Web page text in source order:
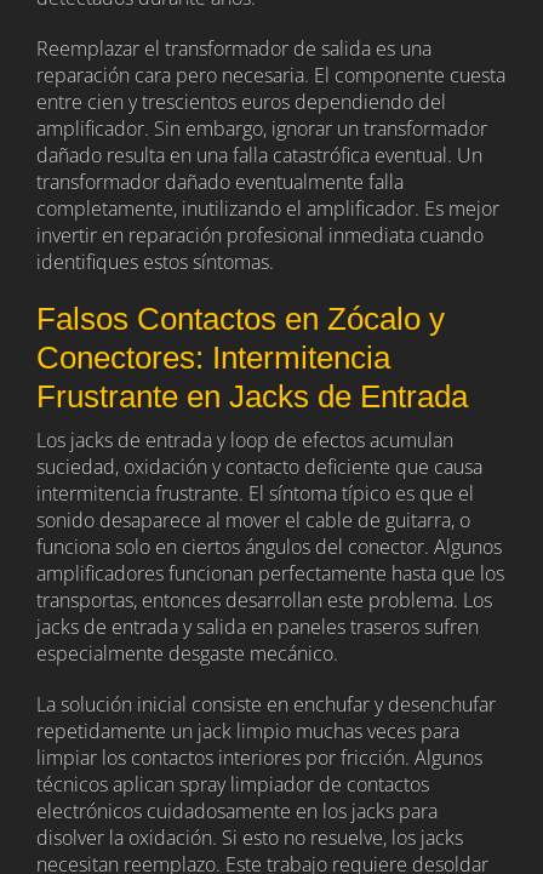
Reemplazar el transformador de salida es una
reparación cara pero necesaria. El componente cuesta
entre cien y trescientos euros dependiendo del
amplificador. Sin embargo, ignorar un transformador
dañado resulta en una falla catastrófica eventual. Un
transformador dañado eventualmente falla
completamente, inutilizando el amplificador. Es mejor
invertir en reparación profesional inmediata cuando
identifiques estos síntomas.
Falsos Contactos en Zócalo y
Conectores: Intermitencia
Frustrante en Jacks de Entrada
Los jacks de entrada y loop de efectos acumulan
suciedad, oxidación y contacto deficiente que causa
intermitencia frustrante. El síntoma típico es que el
sonido desaparece al mover el cable de guitarra, o
funciona solo en ciertos ángulos del conector. Algunos
amplificadores funcionan perfectamente hasta que los
transportas, entonces desarrollan este problema. Los
jacks de entrada y salida en paneles traseros sufren
especialmente desgaste mecánico.
La solución inicial consiste en enchufar y desenchufar
repetidamente un jack limpio muchas veces para
limpiar los contactos interiores por fricción. Algunos
técnicos aplican spray limpiador de contactos
electrónicos cuidadosamente en los jacks para
disolver la oxidación. Si esto no resuelve, los jacks
necesitan reemplazo. Este trabajo requiere desoldar